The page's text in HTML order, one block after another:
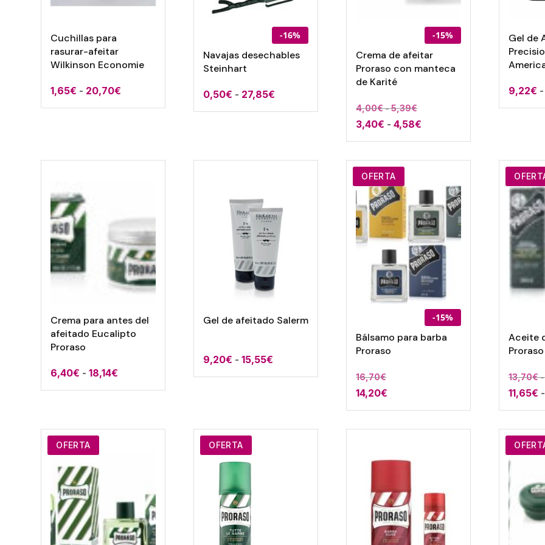
Cuchillas para
rasurar-afeitar
Wilkinson Economie
1,65€ - 20,70€
de
-16%
Navajas desechables
Steinhart
0,50€ - 27,85€
de
-15%
Crema de afeitar
Proraso con manteca
de Karité
4,00€-5,39€Rango
de
precios:
5,39€
3,40€ - 4,58€
de
3,40€
hasta
4,58€
Gel de
9,22€ -
Crema para antes del
afeitado Eucalipto
Proraso
6,40€ - 18,14€
de
Gel de afeitado Salerm
9,20€ - 15,55€
de
OFERTA
-15%
Bálsamo para barba
Proraso
16,70€
14,20€
Aceite
Proraso
13,70€-
11,65€ -
OFERTA OFERTA